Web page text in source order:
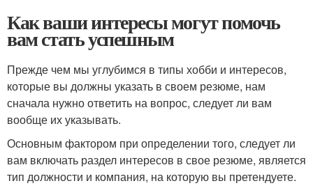
Как ваши интересы могут помочь
вам стать успешным
Прежде чем мы углубимся в типы хобби и интересов,
которые вы должны указать в своем резюме, нам
сначала нужно ответить на вопрос, следует ли вам
вообще их указывать.
Основным фактором при определении того, следует ли
вам включать раздел интересов в свое резюме, является
тип должности и компания, на которую вы претендуете.